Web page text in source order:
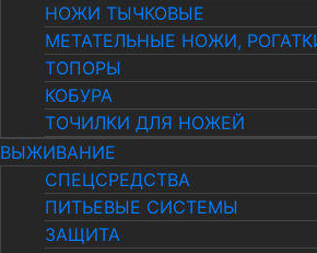
НОЖИ ТЫЧКОВЫЕ
МЕТАТЕЛЬНЫЕ НОЖИ,
ТОПОРЫ
КОБУРА
ТОЧИЛКИ ДЛЯ НОЖЕЙ
ВЫЖИВАНИЕ
СПЕЦСРЕДСТВА
ПИТЬЕВЫЕ СИСТЕМЫ
ЗАЩИТА